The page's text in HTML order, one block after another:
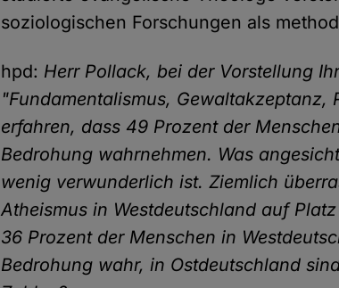
soziologischen Forschungen als
hpd: Herr Pollack, bei der Vorstellung
"Fundamentalismus,
erfahren, dass 49 Prozent der
Bedrohung wahrnehmen. Was
wenig verwunderlich ist. Ziemlich
Atheismus in Westdeutschland auf
36 Prozent der Menschen in
Bedrohung wahr, in Ostdeutschland